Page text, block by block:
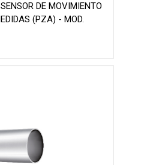
DE MOVIMIENTO
(PZA) - MOD.